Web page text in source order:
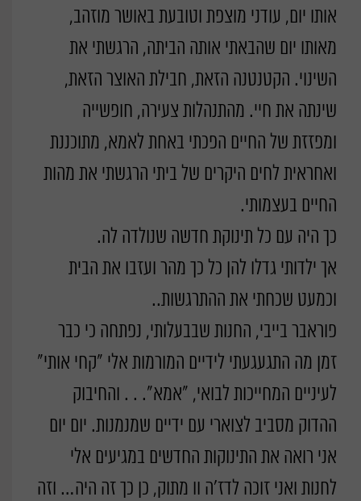
אותו יום, עודני מוצפת וטובעת באושר מוזהב,
מאותו יום שהבאתי אותה הביתה, הרגשתי את
השינוי. הקטנטנה הזאת, חבילת האוצר הזאת,
שינתה את חיי. מהתנהלות צעירה, חופשייה
ומפזזת של החיים הפכתי באחת לאמא, מתוכננת
ואחראית לחים היקרים של ביתי הרגשתי את מהות
החיים בעצמותי.
כך היה עם כל תינוקת חדשה שנולדה לה.
אך ילדותי גדלו להן כל כך מהר ועזבו את הבית
וכמעט שכחתי את ההתרגשות..
פוראבר בייבי, החנות שבבעלותי, נפתחה כי כבר
זמן מה התגעגעתי לידיים המורמות אלי "קחי אותי"
לעיניים המחייכות לבואי, "אמא". . . והחיבוק
ההדוק מסביב לצוארי עם ידיים שמנמנות. יום יום
אני רואה את התינוקות החדשים במגיעים אלי
לחנות ואני זוכה לדז'ה וו מתוק, כן כך זה היה… וזה